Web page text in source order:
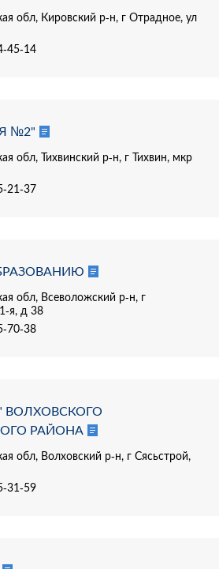
обл, Кировский р-н, г Отрадное, ул
45-14
№2"
обл, Тихвинский р-н, г Тихвин, мкр
21-37
обл, Всеволожский р-н, г
я, д 38
70-38
РАЙОНА
обл, Волховский р-н, г Сясьстрой,
31-59